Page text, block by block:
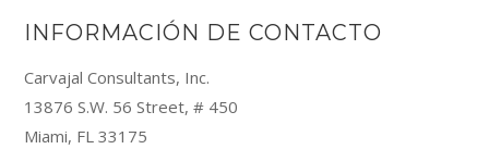
INFORMACIÓN DE CONTACTO
Carvajal Consultants, Inc.
13876 S.W. 56 Street, # 450
Miami, FL 33175